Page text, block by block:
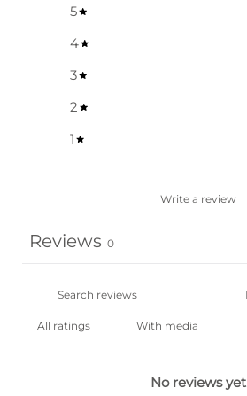
5
4
3
2
1
Write a review
Reviews 0
With media
No reviews yet